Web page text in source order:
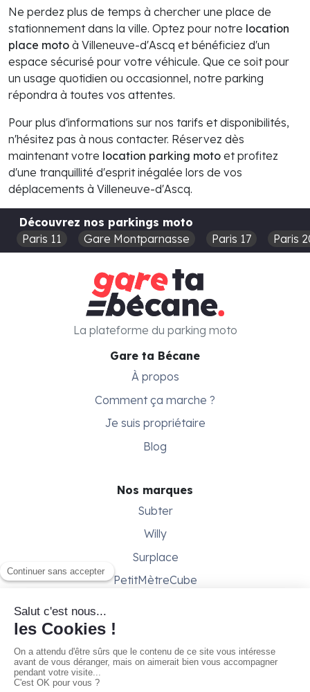
Ne perdez plus de temps à chercher une place de
stationnement dans la ville. Optez pour notre location
place moto à Villeneuve-d'Ascq et bénéficiez d'un
espace sécurisé pour votre véhicule. Que ce soit pour
un usage quotidien ou occasionnel, notre parking
répondra à toutes vos attentes.
Pour plus d'informations sur nos tarifs et disponibilités,
n'hésitez pas à nous contacter. Réservez dès
maintenant votre location parking moto et profitez
d'une tranquillité d'esprit inégalée lors de vos
déplacements à Villeneuve-d'Ascq.
Découvrez nos parkings moto
Paris 11
Gare Montparnasse Paris 17 Paris
Gare ta Bécane
À propos
Comment ça marche ?
Je suis propriétaire
Blog
Nos marques
Subter
Willy
Surplace
PetitMètreCube
Besoin d'aide ?
Conditions générales
La plateforme du parking moto